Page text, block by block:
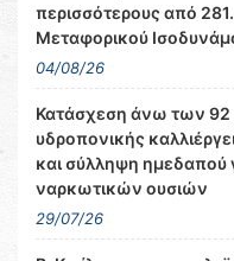
περισσότερους από
Μεταφορικού
04/08/26
Κατάσχεση άνω των 92
υδροπονικής
και σύλληψη ημεδαπού
ναρκωτικών ουσιών
29/07/26